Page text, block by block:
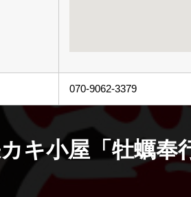
070-9062-3379
キ小屋「牡蠣奉